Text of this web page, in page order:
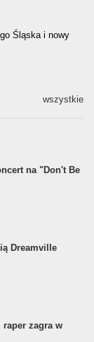
Śląska i nowy
wszystkie
na "Don't Be
Dreamville
zagra w